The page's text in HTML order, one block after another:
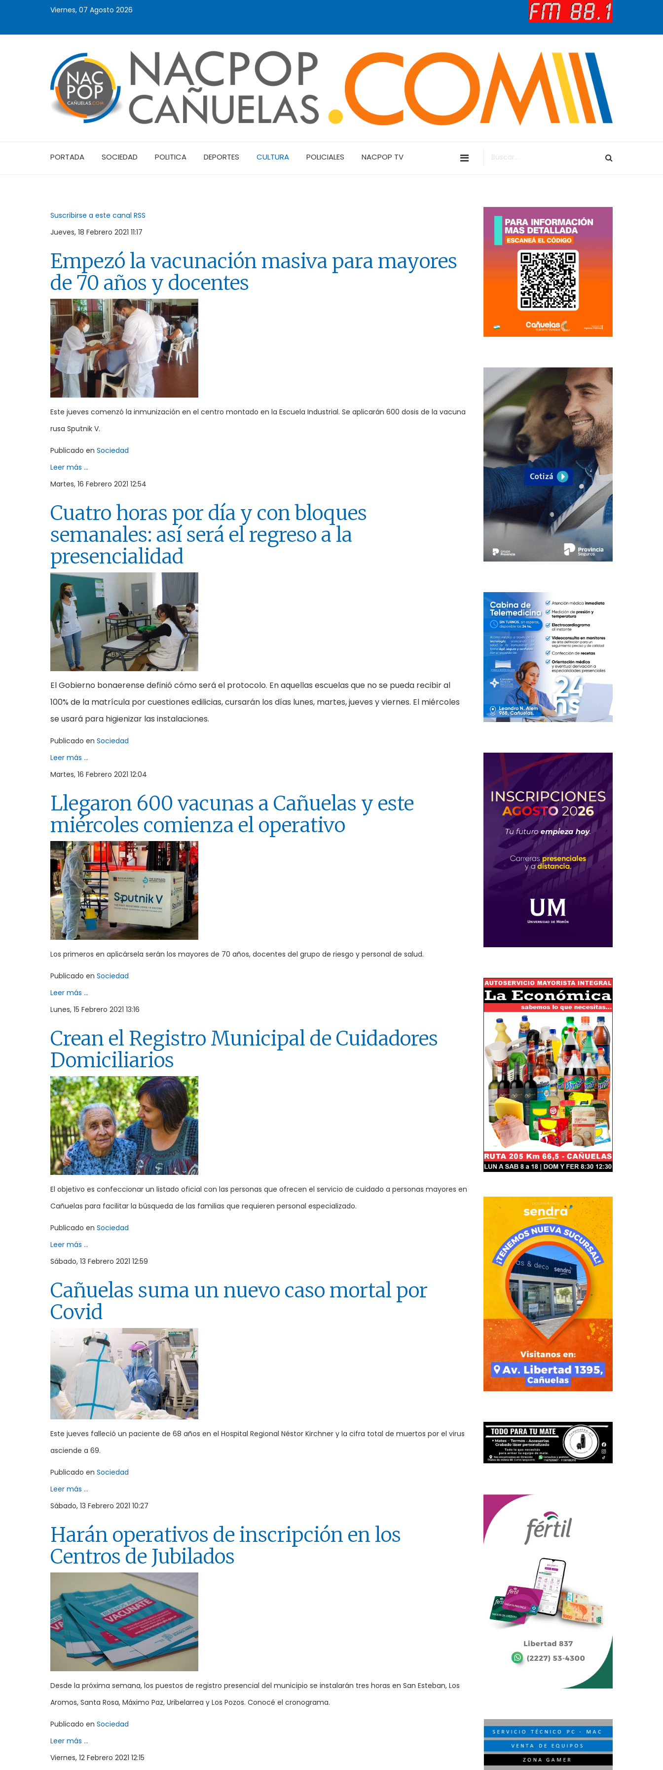
Viernes, 07 Agosto 2026
PORTADA SOCIEDAD POLITICA DEPORTES CULTURA POLICIALES NACPOP TV
Suscribirse a este canal RSS
Jueves, 18 Febrero 2021 11:17
Empezó la vacunación masiva para mayores
de 70 años y docentes
Este jueves comenzó la inmunización en el centro montado en la Escuela Industrial. Se aplicarán 600 dosis de la vacuna
rusa Sputnik V.
Publicado en Sociedad
Leer más ...
Martes, 16 Febrero 2021 12:54
Cuatro horas por día y con bloques
semanales: así será el regreso a la
presencialidad
El Gobierno bonaerense definió cómo será el protocolo. En aquellas escuelas que no se pueda recibir al
100% de la matrícula por cuestiones edilicias, cursarán los días lunes, martes, jueves y viernes. El miércoles
se usará para higienizar las instalaciones.
Publicado en Sociedad
Leer más ...
Martes, 16 Febrero 2021 12:04
Llegaron 600 vacunas a Cañuelas y este
miércoles comienza el operativo
Los primeros en aplicársela serán los mayores de 70 años, docentes del grupo de riesgo y personal de salud.
Publicado en Sociedad
Leer más ...
Lunes, 15 Febrero 2021 13:16
Crean el Registro Municipal de Cuidadores
Domiciliarios
El objetivo es confeccionar un listado oficial con las personas que ofrecen el servicio de cuidado a personas mayores en
Cañuelas para facilitar la búsqueda de las familias que requieren personal especializado.
Publicado en Sociedad
Leer más ...
Sábado, 13 Febrero 2021 12:59
Cañuelas suma un nuevo caso mortal por
Covid
Este jueves falleció un paciente de 68 años en el Hospital Regional Néstor Kirchner y la cifra total de muertos por el virus
asciende a 69.
Publicado en Sociedad
Leer más ...
Sábado, 13 Febrero 2021 10:27
Harán operativos de inscripción en los
Centros de Jubilados
Desde la próxima semana, los puestos de registro presencial del municipio se instalarán tres horas en San Esteban, Los
Aromos, Santa Rosa, Máximo Paz, Uribelarrea y Los Pozos. Conocé el cronograma.
Publicado en Sociedad
Leer más ...
Viernes, 12 Febrero 2021 12:15